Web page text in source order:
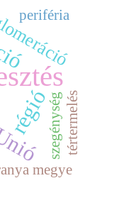
régió
megye
szegénységtértermelés
periféria